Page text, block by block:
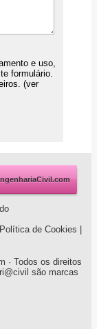
e uso,
formulário.
(ver
Política de Cookies
· Todos os direitos
são marcas